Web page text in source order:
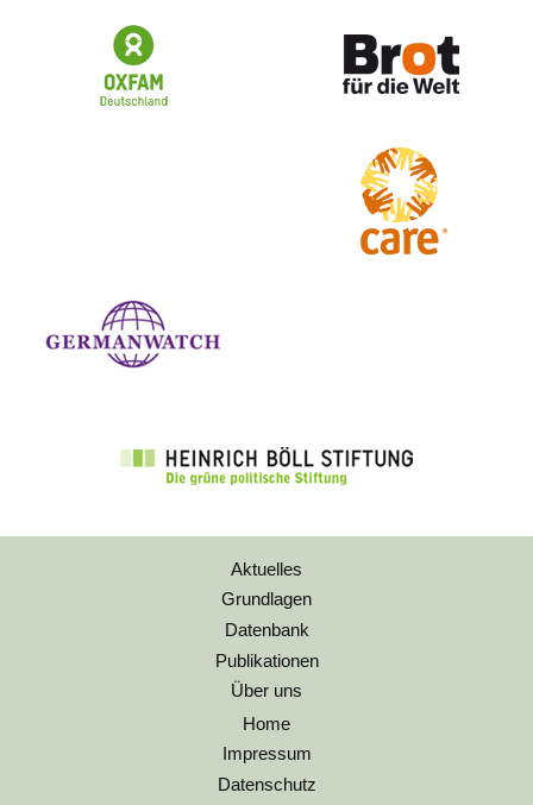
Aktuelles
Grundlagen
Datenbank
Publikationen
Über uns
Home
Impressum
Datenschutz